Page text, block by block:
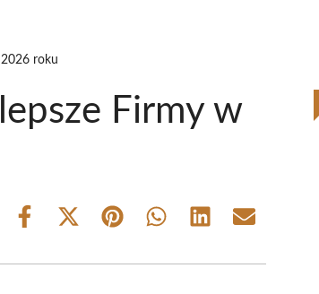
roku
Firmy w
Share
Share
(Twitter)
Share Share Share Share